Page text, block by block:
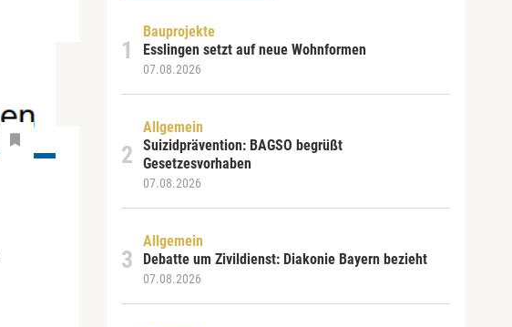
Bauprojekte
Esslingen setzt auf neue Wohnformen
07.08.2026
Allgemein
Suizidprävention: BAGSO begrüßt
Gesetzesvorhaben
07.08.2026
Allgemein
Debatte um Zivildienst: Diakonie Bayern bezieht
07.08.2026